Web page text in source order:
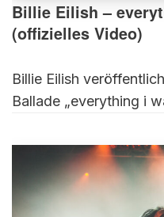
Billie Eilish –
(offizielles Video)
Billie Eilish
Ballade „everything i